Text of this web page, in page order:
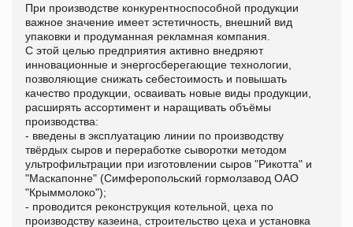
При производстве конкурентноспособной продукции
важное значение имеет эстетичность, внешний вид
упаковки и продуманная рекламная компания.
С этой целью предприятия активно внедряют
инновационные и энергосберегающие технологии,
позволяющие снижать себестоимость и повышать
качество продукции, осваивать новые виды продукции,
расширять ассортимент и наращивать объёмы
производства:
- введены в эксплуатацию линии по производству
твёрдых сыров и переработке сыворотки методом
ультрофильтрации при изготовлении сыров "Рикотта" и
"Маскапонне" (Симферопольский гормолзавод ОАО
"Крыммолоко");
- проводится реконструкция котельной, цеха по
производству казеина, строительство цеха и установка